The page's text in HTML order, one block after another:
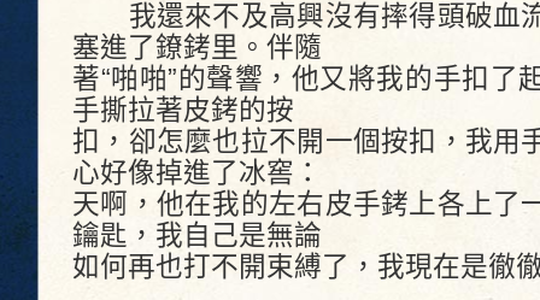
我還來不及高興沒有摔得頭破血
塞進了鐐銬里。伴隨
著“啪啪”的聲響，他又將我的手扣了
手撕拉著皮銬的按
扣，卻怎麼也拉不開一個按扣，我用
心好像掉進了冰窖：
天啊，他在我的左右皮手銬上各上了
鑰匙，我自己是無論
如何再也打不開束縛了，我現在是徹